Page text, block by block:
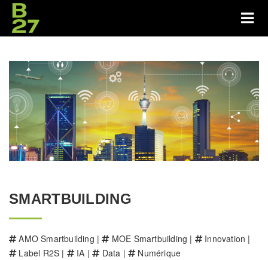
SMARTBUILDING
AMO Smartbuilding | MOE Smartbuilding |
Innovation |
Label R2S |
IA | Data | Numérique